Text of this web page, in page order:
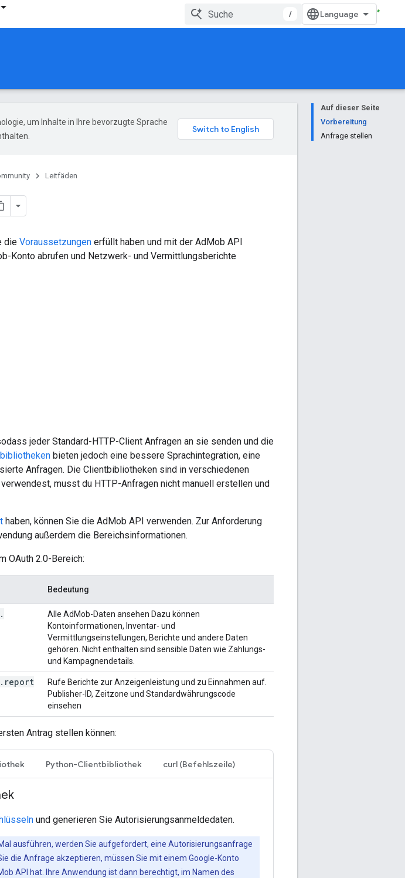
/
Auf dieser Seite
Vorbereitung
Anfrage stellen
um Inhalte in Ihre bevorzugte Sprache
Leitfäden
die Voraussetzungen erfüllt haben und mit der AdMob API
Konto abrufen und Netzwerk- und Vermittlungsberichte
jeder Standard-HTTP-Client Anfragen an sie senden und die
bieten jedoch eine bessere Sprachintegration, eine
Anfragen. Die Clientbibliotheken sind in verschiedenen
musst du HTTP-Anfragen nicht manuell erstellen und
haben, können Sie die AdMob API verwenden. Zur Anforderung
außerdem die Bereichsinformationen.
OAuth 2.0-Bereich:
Bedeutung
.
Alle AdMob-Daten ansehen Dazu können
Kontoinformationen, Inventar- und
Vermittlungseinstellungen, Berichte und andere Daten
gehören. Nicht enthalten sind sensible Daten wie Zahlungs-
und Kampagnendetails.
. report
Rufe Berichte zur Anzeigenleistung und zu Einnahmen auf.
Publisher-ID, Zeitzone und Standardwährungscode
einsehen
Antrag stellen können:
Python-Clientbibliothek curl (Befehlszeile)
und generieren Sie Autorisierungsanmeldedaten.
ausführen, werden Sie aufgefordert, eine Autorisierungsanfrage
die Anfrage akzeptieren, müssen Sie mit einem Google-Konto
API hat. Ihre Anwendung ist dann berechtigt, im Namen des